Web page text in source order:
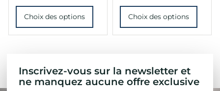
Choix des options Choix des options
Inscrivez-vous sur la newsletter et
ne manquez aucune offre exclusive